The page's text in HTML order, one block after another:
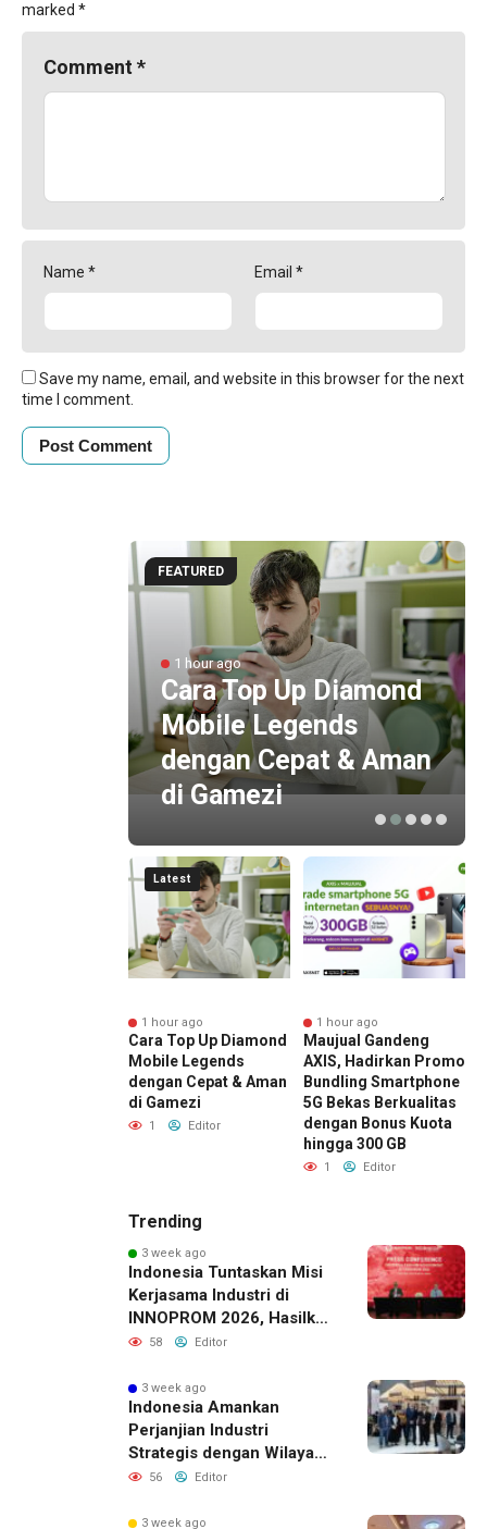
marked *
Comment *
Name * Email *
Save my name, email, and website in this browser for the next
time I comment.
FEATURED
1 hour ago
Cara Top Up Diamond
Mobile Legends
dengan Cepat & Aman
di Gamezi
Latest
1 hour ago
Cara Top Up Diamond
Mobile Legends
dengan Cepat & Aman
di Gamezi
1 Editor
1 hour ago
Maujual Gandeng
AXIS, Hadirkan Promo
Bundling Smartphone
5G Bekas Berkualitas
dengan Bonus Kuota
hingga 300 GB
1 Editor
Trending
3 week ago
Indonesia Tuntaskan Misi
Kerjasama Industri di
INNOPROM 2026, Hasilkan
Belasan Kerja Sama
58 Editor
3 week ago
Indonesia Amankan
Perjanjian Industri
Strategis dengan Wilayah
Sverdlovsk, Rusia untuk
56 Editor
3 week ago